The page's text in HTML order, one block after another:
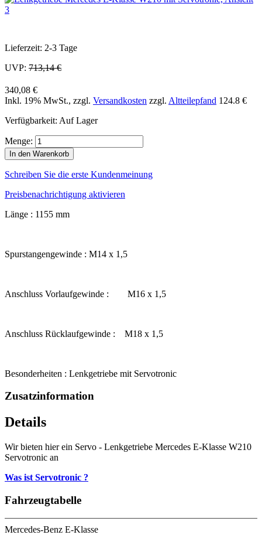
Lieferzeit: 2-3 Tage
UVP: 713,14 €
340,08 €
Inkl. 19% MwSt., zzgl. Versandkosten zzgl. Altteilepfand 124.8 €
Verfügbarkeit: Auf Lager
Menge:
In den Warenkorb
Schreiben Sie die erste Kundenmeinung
Preisbenachrichtigung aktivieren
Länge : 1155 mm
Spurstangengewinde : M14 x 1,5
Anschluss Vorlaufgewinde : M16 x 1,5
Anschluss Rücklaufgewinde : M18 x 1,5
Besonderheiten : Lenkgetriebe mit Servotronic
Zusatzinformation
Details
Wir bieten hier ein Servo - Lenkgetriebe Mercedes E-Klasse W210
Servotronic an
Was ist Servotronic ?
Fahrzeugtabelle
Mercedes-Benz E-Klasse